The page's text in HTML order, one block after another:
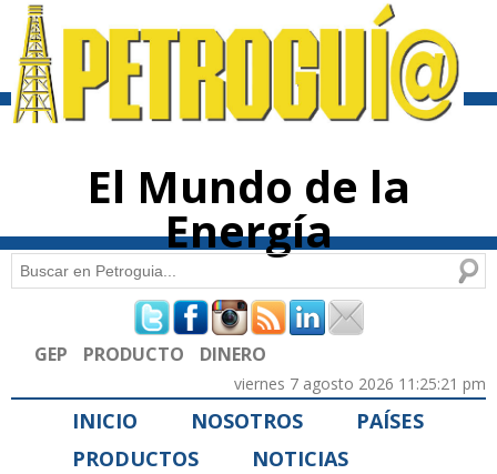
contenido
El Mundo de la
Energía
Formulario de búsqueda
Buscar
GEP PRODUCTO DINERO
viernes 7 agosto 2026 11:25:21 pm
INICIO NOSOTROS
PAÍSES
PRODUCTOS
NOTICIAS